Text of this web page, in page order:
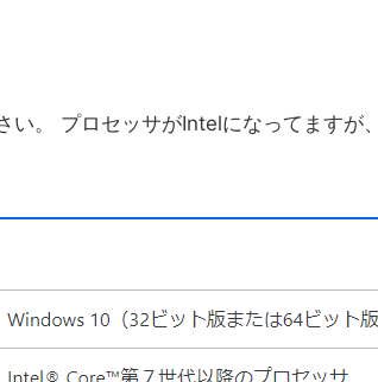
い。 プロセッサがIntelになってますが